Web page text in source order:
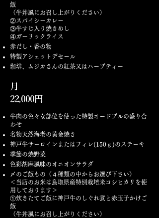
飯
（牛丼風にお召し上がりください）
②スパイシーカレー
③牛すじ入り焼きめし
④ガーリックライス
赤だし・香の物
特製アシェットデセール
珈琲、ムジカさんの紅茶又はハーブティー
月
22,000円
牛肉の色々な部位を使った特製オードブルの盛り合
わせ
名物天然海老の黄金焼き
神戸牛サーロインまたはフィレ(150ｇ)のステーキ
季節の焼野菜
色彩胡麻風味のオニオンサラダ
〆のご飯もの（４種類の中からお選び下さい）
＜当店のお米は鳥取県産特別栽培米コシヒカリを使
用しております＞
①炊きたてご飯に神戸牛のしぐれ煮と赤玉子かけご
飯
（牛丼風にお召し上がりください）